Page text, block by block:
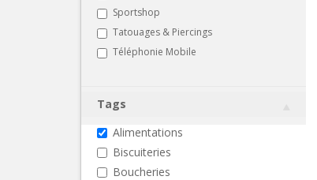
Sportshop
Tatouages & Piercings
Téléphonie Mobile
Tags
Alimentations
Biscuiteries
Boucheries